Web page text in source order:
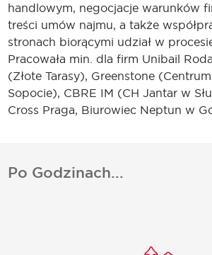
handlowym, negocjacje warunków
treści umów najmu, a także
stronach biorącymi udział w
Pracowała min. dla firm Unibail
(Złote Tarasy), Greenstone
Sopocie), CBRE IM (CH Jantar w
Cross Praga, Biurowiec Neptun w
Po Godzinach...